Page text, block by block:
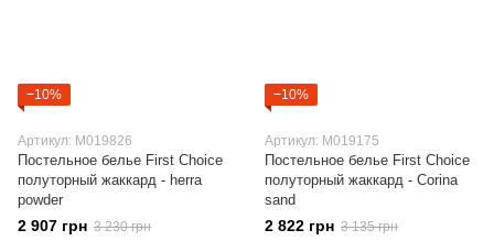
−10%
Артикул: M019826
Постельное белье First Choice
полуторный жаккард - herra
powder
2 907 грн 3 230 грн
−10%
Артикул: M019175
Постельное белье First Choice
полуторный жаккард - Corina
sand
2 822 грн 3 135 грн